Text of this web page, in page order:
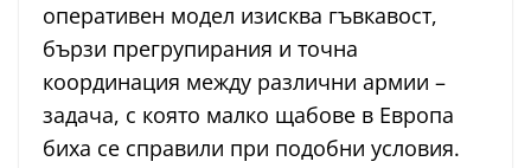
оперативен модел изисква гъвкавост,
бързи прегрупирания и точна
координация между различни армии –
задача, с която малко щабове в Европа
биха се справили при подобни условия.